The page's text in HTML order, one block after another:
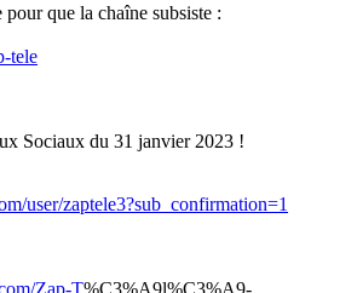
que la chaîne subsiste :
tele
Sociaux du 31 janvier 2023 !
user/zaptele3?sub_confirmation=1
Zap-T%C3%A9l%C3%A9-